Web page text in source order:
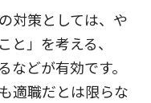
対策としては、や
と」を考える、
などが有効です。
適職だとは限らな